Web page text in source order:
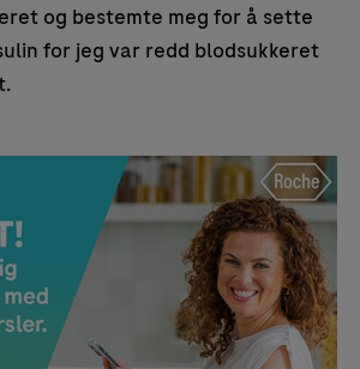
og bestemte meg for å sette
for jeg var redd blodsukkeret